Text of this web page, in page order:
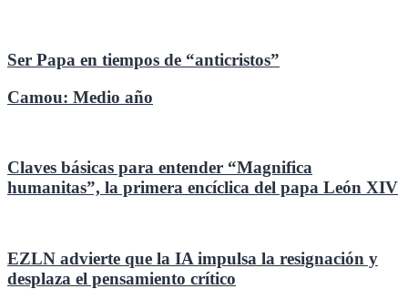
Ser Papa en tiempos de “anticristos”
Camou: Medio año
Claves básicas para entender “Magnifica
humanitas”, la primera encíclica del papa León XIV
EZLN advierte que la IA impulsa la resignación y
desplaza el pensamiento crítico